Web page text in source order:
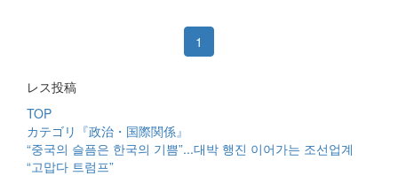
1
レス投稿
TOP
カテゴリ『政治・国際関係』
“중국의 슬픔은 한국의 기쁨”...대박 행진 이어가는 조선업계
“고맙다 트럼프”